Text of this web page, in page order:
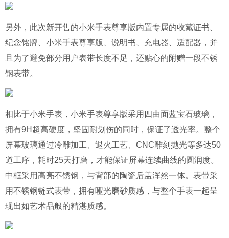
另外，此次新开售的小米手表尊享版内置专属的收藏证书、
纪念铭牌、小米手表尊享版、说明书、充电器、适配器，并
且为了避免部分用户表带长度不足，还贴心的附赠一段不锈
钢表带。
相比于小米手表，小米手表尊享版采用四曲面蓝宝石玻璃，
拥有9H超高硬度，坚固耐划伤的同时，保证了透光率。整个
屏幕玻璃通过冷雕加工、退火工艺、CNC雕刻抛光等多达50
道工序，耗时25天打磨，才能保证屏幕连续曲线的圆润度。
中框采用高亮不锈钢，与背部的陶瓷后盖浑然一体。表带采
用不锈钢链式表带，拥有哑光磨砂质感，与整个手表一起呈
现出如艺术品般的精湛质感。